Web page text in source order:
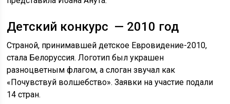
Детский конкурс — 2010 год
Страной, принимавшей детское Евровидение-2010,
стала Белоруссия. Логотип был украшен
разноцветным флагом, а слоган звучал как
«Почувствуй волшебство». Заявки на участие подали
14 стран.